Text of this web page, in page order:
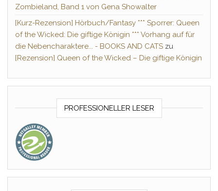
Zombieland, Band 1 von Gena Showalter
[Kurz-Rezension] Hörbuch/Fantasy *** Sporrer: Queen
of the Wicked: Die giftige Königin *** Vorhang auf für
die Nebencharaktere... - BOOKS AND CATS zu
[Rezension] Queen of the Wicked – Die giftige Königin
PROFESSIONELLER LESER